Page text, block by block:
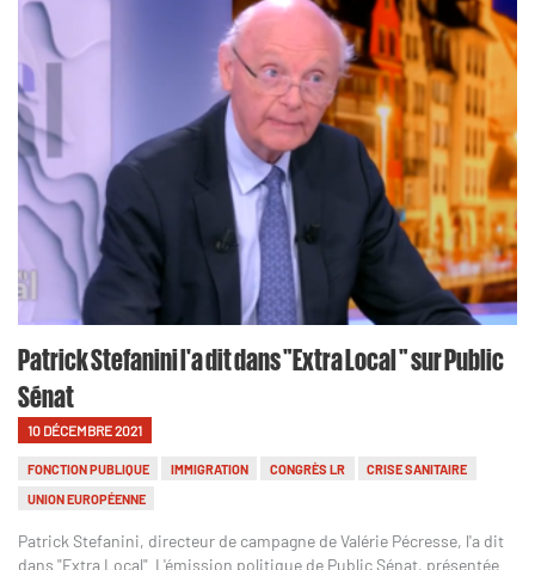
Patrick Stefanini l'a dit dans "Extra Local " sur Public
Sénat
10 DÉCEMBRE 2021
FONCTION PUBLIQUE IMMIGRATION CONGRÈS LR
CRISE SANITAIRE
UNION EUROPÉENNE
Patrick Stefanini, directeur de campagne de Valérie Pécresse, l'a dit
dans "Extra Local" L'émission politique de Public Sénat, présentée